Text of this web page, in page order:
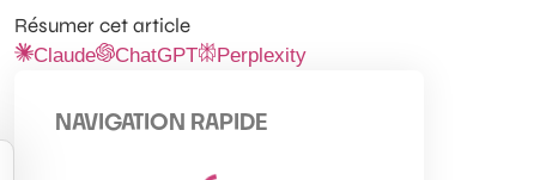
Résumer cet article
Claude ChatGPT Perplexity
NAVIGATION RAPIDE